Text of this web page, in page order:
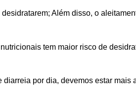
Além disso, o
tem maior risco de
diarreia por dia, devemos estar mais